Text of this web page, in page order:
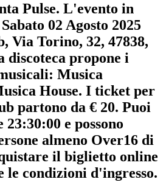
Pulse. L'evento in
Sabato 02 Agosto 2025
Via Torino, 32, 47838,
discoteca propone i
Musica
House. I ticket per
partono da € 20. Puoi
e possono
almeno Over16 di
il biglietto online
le condizioni d'ingresso.